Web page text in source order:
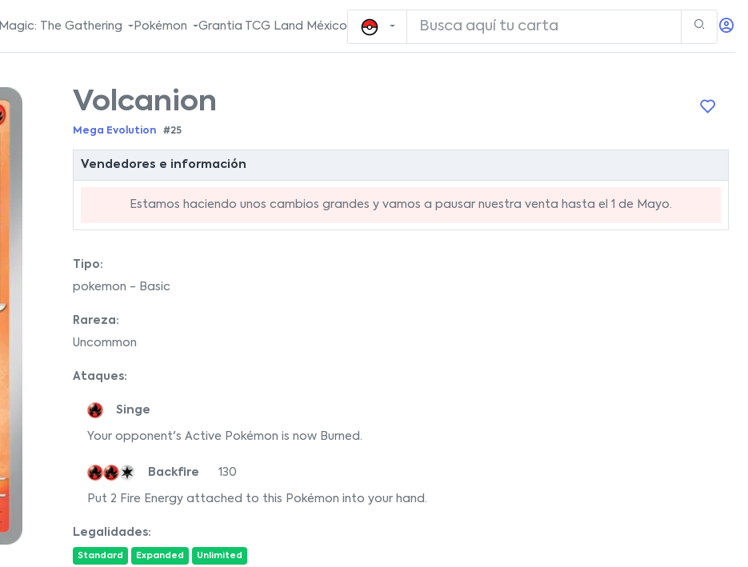
Magic: The Gathering Pokémon Grantia TCG Land México
Volcanion
Mega Evolution #25
Vendedores e información
Estamos haciendo unos cambios grandes y vamos a pausar nuestra venta hasta el 1 de Mayo.
Tipo:
pokemon - Basic
Rareza:
Uncommon
Ataques:
Singe
Your opponent's Active Pokémon is now Burned.
Backfire 130
Put 2 Fire Energy attached to this Pokémon into your hand.
Legalidades:
Standard Expanded Unlimited